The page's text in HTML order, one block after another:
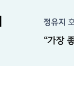
정유지
가장